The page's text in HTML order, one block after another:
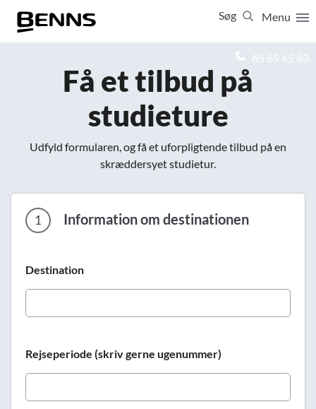
Menu
Søg
65 65 65 63
Få et tilbud på
studieture
Udfyld formularen, og få et uforpligtende tilbud på en
skræddersyet studietur.
1 Information om destinationen
Destination
Rejseperiode (skriv gerne ugenummer)
Luk
Vis resultater for: Alle
Firma- og temarejser
Studierejser